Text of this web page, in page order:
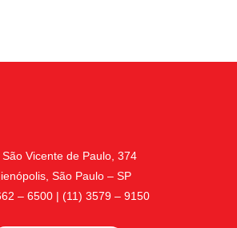
São Vicente de Paulo, 374
São Paulo – SP
– 6500 | (11) 3579 – 9150